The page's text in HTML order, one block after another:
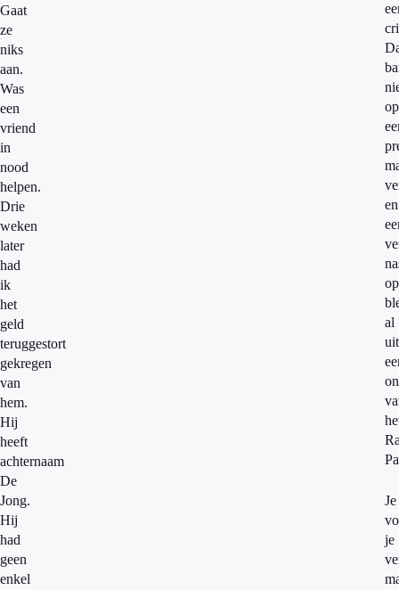
Gaat
ze
niks
aan.
Was
een
vriend
in
nood
helpen.
Drie
weken
later
had
ik
het
geld
teruggestort
gekregen
van
hem.
Hij
heeft
achternaam
De
Jong.
Hij
had
geen
enkel
op
en
al
uit
Je
je